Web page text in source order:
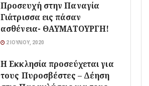
Προσευχή στην Παναγία
Γιάτρισσα εις πάσαν
ασθένεια- ΘΑΥΜΑΤΟΥΡΓΗ!
2 ΙΟΥΛΊΟΥ, 2020
Η Εκκλησία προσεύχεται για
τους Πυροσβέστες – Δέηση